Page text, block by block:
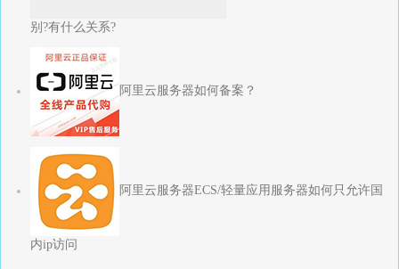
别?有什么关系?
阿里云服务器如何备案？
阿里云服务器ECS/轻量应用服务器如何只允许国
内ip访问